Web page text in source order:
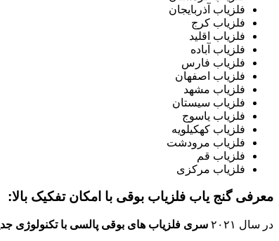
فلزیاب آذربایجان
فلزیاب کرج
فلزیاب اقلید
فلزیاب آباده
فلزیاب فارس
فلزیاب اصفهان
فلزیاب مشهد
فلزیاب سیستان
فلزیاب یاسوج
فلزیاب کهکیلویه
فلزیاب مرودشت
فلزیاب قم
فلزیاب مرکزی
معرفی گنج یاب فلزیاب بوقی با امکان تفکیک بالا:
در سال ۲۰۲۱ سری فلزیاب های بوقی پالسی با تکنولوژی